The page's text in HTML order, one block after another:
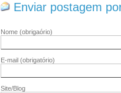
Enviar postagem
Nome (obrigaório)
E-mail (obrigatório)
Site/Blog